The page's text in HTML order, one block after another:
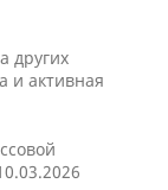
других
и активная